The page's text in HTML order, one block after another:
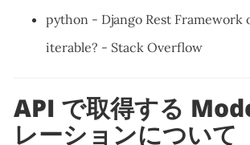
python - Django Rest Framework
iterable? - Stack Overflow
API で取得する
レーションについて